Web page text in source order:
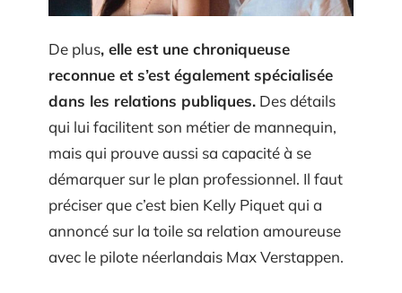
De plus, elle est une chroniqueuse
reconnue et s’est également spécialisée
dans les relations publiques. Des détails
qui lui facilitent son métier de mannequin,
mais qui prouve aussi sa capacité à se
démarquer sur le plan professionnel. Il faut
préciser que c’est bien Kelly Piquet qui a
annoncé sur la toile sa relation amoureuse
avec le pilote néerlandais Max Verstappen.